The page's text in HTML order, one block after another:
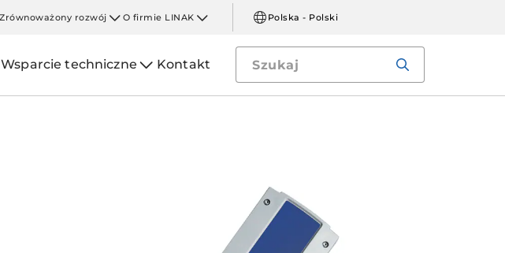
Zrównoważony rozwój O firmie LINAK Polska - Polski
Wsparcie techniczne Kontakt